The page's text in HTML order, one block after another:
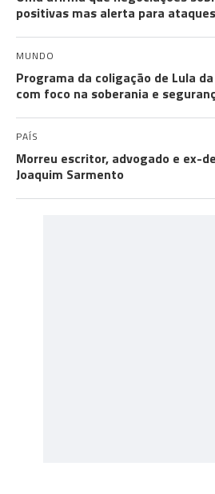
positivas mas alerta para ataques
MUNDO
Programa da coligação de Lula
com foco na soberania e
PAÍS
Morreu escritor, advogado e ex-
Joaquim Sarmento